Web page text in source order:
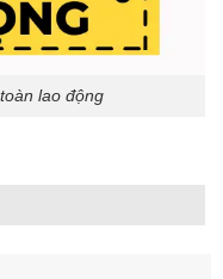
lao động